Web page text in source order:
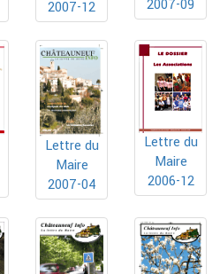
2007-12
2007-09
Lettre du
Maire
2007-04
Lettre du
Maire
2006-12